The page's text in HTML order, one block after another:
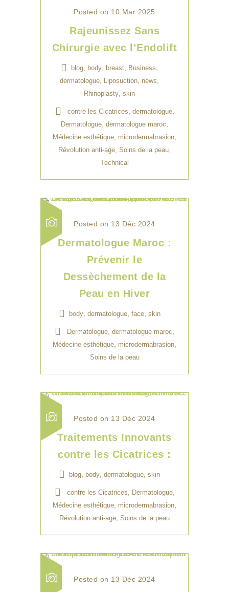
Posted on 10 Mar 2025
Rajeunissez Sans
Chirurgie avec l’Endolift
blog body breast Business
dermatologue Liposuction news
Rhinoplasty skin
contre les Cicatrices dermatologue,
Dermatologue dermatologue maroc
Médecine esthétique microdermabrasion
Révolution anti-age Soins de la peau
Technical
Posted on 13 Déc 2024
Dermatologue Maroc :
Prévenir le
Dessèchement de la
Peau en Hiver
body, dermatologue, face, skin
Dermatologue dermatologue maroc
Médecine esthétique microdermabrasion
Soins de la peau
Posted on 13 Déc 2024
Traitements Innovants
contre les Cicatrices :
blog body dermatologue skin
contre les Cicatrices Dermatologue,
Médecine esthétique microdermabrasion
Révolution anti-age Soins de la peau
Posted on 13 Déc 2024